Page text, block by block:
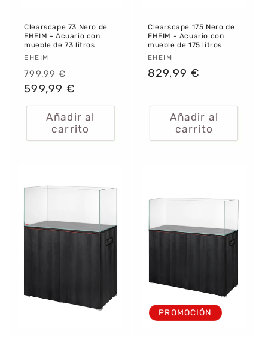
Clearscape 73 Nero de
EHEIM - Acuario con
mueble de 73 litros
Proveedor:
EHEIM
Precio
habitual
799,99 €
de
oferta
599,99 €
Añadir al
carrito
Clearscape 175 Nero de
EHEIM - Acuario con
mueble de 175 litros
Proveedor:
EHEIM
Precio
829,99 €
Añadir al
carrito
PROMOCIÓN